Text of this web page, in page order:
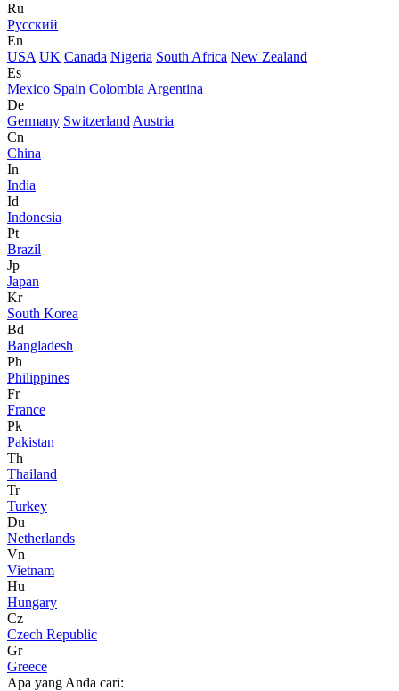
Ru
Русский
En
USA UK Canada Nigeria South Africa New Zealand
Es
Mexico Spain Colombia Argentina
De
Germany Switzerland Austria
Cn
China
In
India
Id
Indonesia
Pt
Brazil
Jp
Japan
Kr
South Korea
Bd
Bangladesh
Ph
Philippines
Fr
France
Pk
Pakistan
Th
Thailand
Tr
Turkey
Du
Netherlands
Vn
Vietnam
Hu
Hungary
Cz
Czech Republic
Gr
Greece
Apa yang Anda cari: